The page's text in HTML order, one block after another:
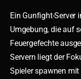
Ein Gunfight-Server
Umgebung, die auf
Feuergefechte
Servern liegt der
Spieler spawnen